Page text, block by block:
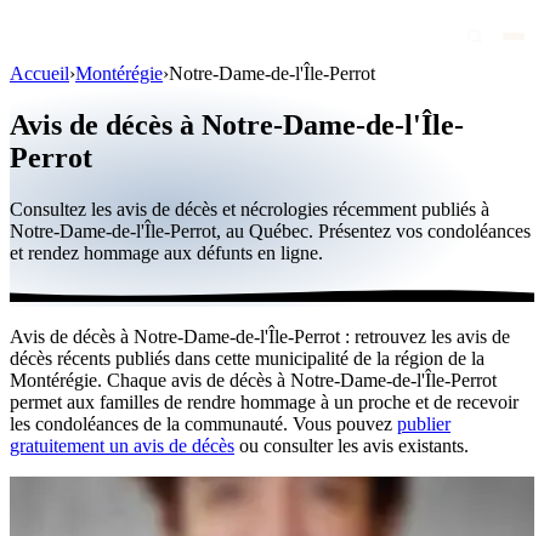
Personnalités publiques
Canada
Par ville
Maisons funéraires
Éternea
Accueil›Montérégie›Notre-Dame-de-l'Île-Perrot
Avis de décès à Notre-Dame-de-l'Île-
Perrot
Consultez les avis de décès et nécrologies récemment publiés à
Notre-Dame-de-l'Île-Perrot, au Québec. Présentez vos condoléances
et rendez hommage aux défunts en ligne.
Avis de décès à Notre-Dame-de-l'Île-Perrot : retrouvez les avis de
décès récents publiés dans cette municipalité de la région de la
Montérégie. Chaque avis de décès à Notre-Dame-de-l'Île-Perrot
permet aux familles de rendre hommage à un proche et de recevoir
les condoléances de la communauté. Vous pouvez publier
gratuitement un avis de décès ou consulter les avis existants.